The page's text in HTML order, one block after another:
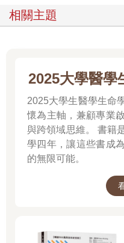
相關主題
2025大學醫學
2025大學生醫學生命
懷為主軸，兼顧專業
與跨領域思維。 書籍
學四年，讓這些書成
的無限可能。